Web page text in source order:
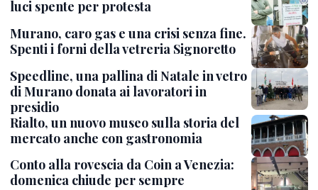
luci spente per protesta
Murano, caro gas e una crisi senza fine.
Spenti i forni della vetreria Signoretto
Speedline, una pallina di Natale in vetro
di Murano donata ai lavoratori in
presidio
Rialto, un nuovo museo sulla storia del
mercato anche con gastronomia
Conto alla rovescia da Coin a Venezia:
domenica chiude per sempre